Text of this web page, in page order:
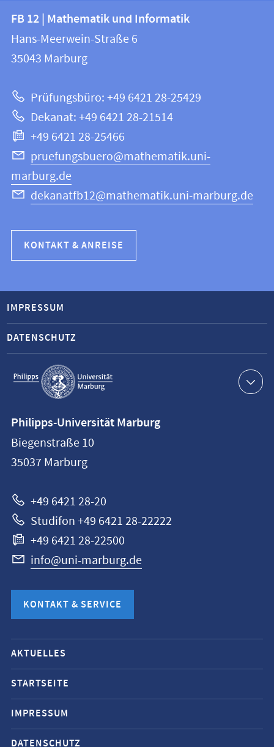
Kontakt
und
Informationen
Website
FB
12
|
und
Informatik
FB 12 | Mathematik und Informatik
Hans-Meerwein-Straße 6
35043 Marburg
Prüfungsbüro: +49 6421 28-25429
Dekanat: +49 6421 28-21514
+49 6421 28-25466
pruefungsbuero@mathematik.uni-
marburg.de
dekanatfb12@mathematik.uni-marburg.de
KONTAKT & ANREISE
Service-
Navigation
IMPRESSUM
DATENSCHUTZ
Philipps-
Universität
Marburg
Philipps-Universität Marburg
Biegenstraße 10
35037 Marburg
+49 6421 28-20
Studifon +49 6421 28-22222
+49 6421 28-22500
info@uni-marburg.de
KONTAKT & SERVICE
Mobile-
Service-
Navigation
und
Social
Media
AKTUELLES
STARTSEITE
IMPRESSUM
DATENSCHUTZ